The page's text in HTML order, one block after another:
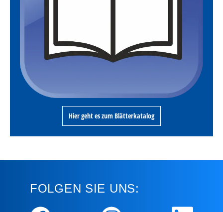
Hier geht es zum Blätterkatalog
FOLGEN SIE UNS: